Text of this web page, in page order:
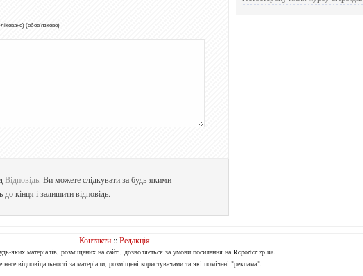
(обов'язково)
Відповідь. Ви можете слідкувати за будь-якими
кінця і залишити відповідь.
Контакти ::Редакція
яких матеріалів, розміщених на сайті, дозволяється за умови посилання на Reporter.zp.ua.
несе відповідальності за матеріали, розміщені користувачами та які помічені "реклама".